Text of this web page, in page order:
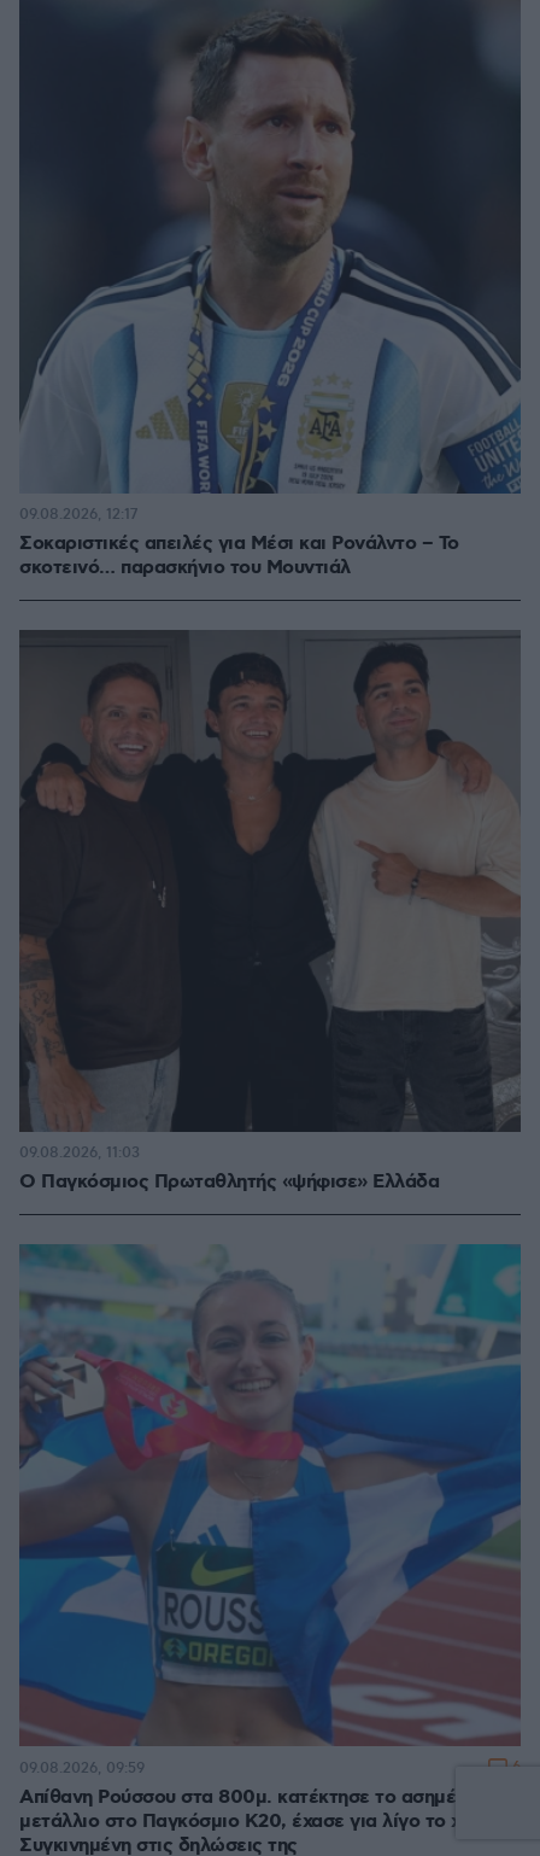
Σοκαριστικές απειλές για Μέσι και Ρονάλντο – Το
σκοτεινό… παρασκήνιο του Μουντιάλ
09.08.2026, 12:17
Ο Παγκόσμιος Πρωταθλητής «ψήφισε» Ελλάδα
09.08.2026, 11:03
Απίθανη Ρούσσου στα 800μ. κατέκτησε το ασημένιο
μετάλλιο στο Παγκόσμιο Κ20, έχασε για λίγο το χρυσό -
Συγκινημένη στις δηλώσεις της
09.08.2026, 09:59 6